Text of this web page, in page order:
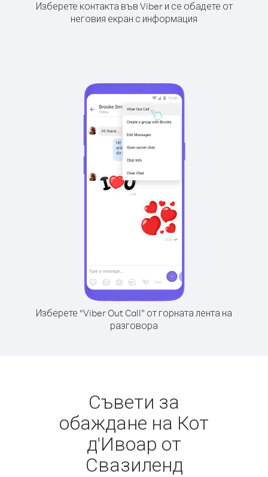
Изберете контакта във Viber и се обадете от
неговия екран с информация
Изберете “Viber Out Call” от горната лента на
разговора
Съвети за
обаждане на Кот
д'Ивоар от
Свазиленд